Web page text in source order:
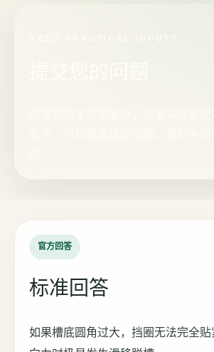
官方回答
标准回答
如果槽底圆角过大，挡圈无法完全